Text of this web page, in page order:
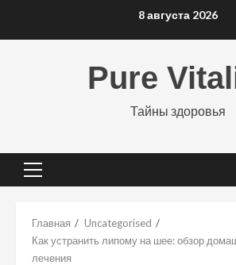
8 августа 2026
Pure
Тайны здоровья
Основное
Главная
Uncategorised
Как устранить липому на шее: обзор
лечения